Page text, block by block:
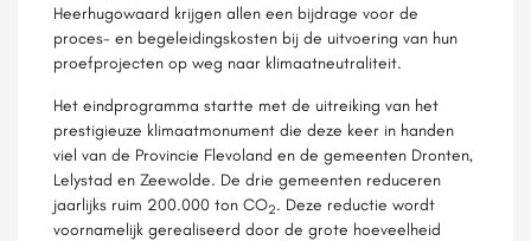
Heerhugowaard krijgen allen een bijdrage voor de
proces- en begeleidingskosten bij de uitvoering van hun
proefprojecten op weg naar klimaatneutraliteit.
Het eindprogramma startte met de uitreiking van het
prestigieuze klimaatmonument die deze keer in handen
viel van de Provincie Flevoland en de gemeenten Dronten,
Lelystad en Zeewolde. De drie gemeenten reduceren
jaarlijks ruim 200.000 ton CO2. Deze reductie wordt
voornamelijk gerealiseerd door de grote hoeveelheid